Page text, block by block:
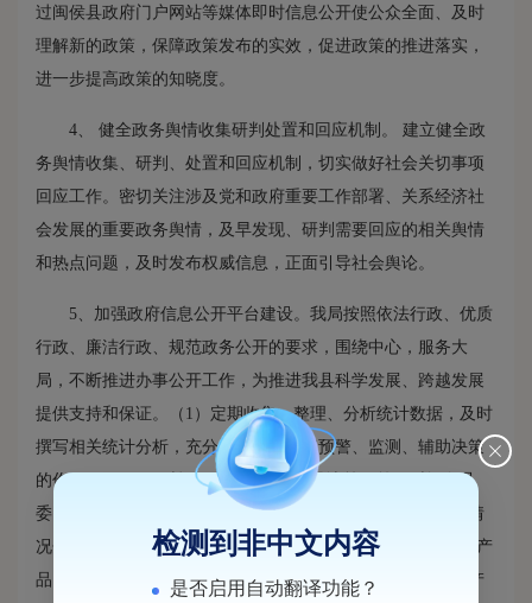
过闽侯县政府门户网站等媒体即时信息公开使公众全面、及时
理解新的政策，保障政策发布的实效，促进政策的推进落实，
进一步提高政策的知晓度。
4、 健全政务舆情收集研判处置和回应机制。 建立健全政
务舆情收集、研判、处置和回应机制，切实做好社会关切事项
回应工作。密切关注涉及党和政府重要工作部署、关系经济社
会发展的重要政务舆情，及早发现、研判需要回应的相关舆情
和热点问题，及时发布权威信息，正面引导社会舆论。
5、加强政府信息公开平台建设。我局按照依法行政、优质
行政、廉洁行政、规范政务公开的要求，围绕中心，服务大
局，不断推进办事公开工作，为推进我县科学发展、跨越发展
提供支持和保证。（1）定期收集、整理、分析统计数据，及时
撰写相关统计分析，充分发挥统计部门预警、监测、辅助决策
的作用。（2）及时把握动态，服务领导决策。第一时间向县
委、县政府领导提供月度统计资料，做好月度全县经济运行情
况分析，积极为领导及时把握经济动态服务。（3）优化统计产
品，提升供给水平。努力建立高效快捷通道，不断提升统计产
检测到非中文内容
是否启用自动翻译功能？